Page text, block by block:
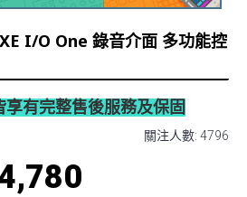
I/O One 錄音介面 多功能控
有完整售後服務及保固
關注人數: 4796